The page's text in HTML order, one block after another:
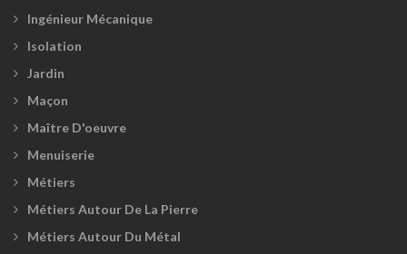
Ingénieur Mécanique
Isolation
Jardin
Maçon
Maître D'oeuvre
Menuiserie
Métiers
Métiers Autour De La Pierre
Métiers Autour Du Métal